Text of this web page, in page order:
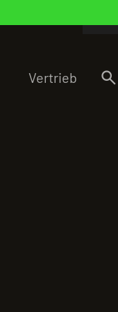
Vertrieb search